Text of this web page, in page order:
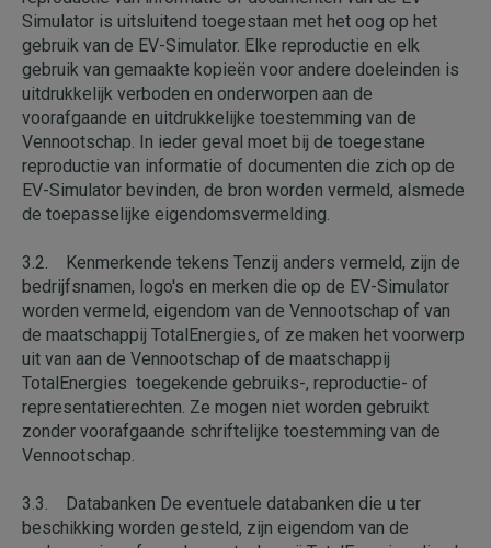
Simulator is uitsluitend toegestaan met het oog op het
gebruik van de EV-Simulator. Elke reproductie en elk
gebruik van gemaakte kopieën voor andere doeleinden is
uitdrukkelijk verboden en onderworpen aan de
voorafgaande en uitdrukkelijke toestemming van de
Vennootschap. In ieder geval moet bij de toegestane
reproductie van informatie of documenten die zich op de
EV-Simulator bevinden, de bron worden vermeld, alsmede
de toepasselijke eigendomsvermelding.
3.2. Kenmerkende tekens Tenzij anders vermeld, zijn de
bedrijfsnamen, logo's en merken die op de EV-Simulator
worden vermeld, eigendom van de Vennootschap of van
de maatschappij TotalEnergies, of ze maken het voorwerp
uit van aan de Vennootschap of de maatschappij
TotalEnergies toegekende gebruiks-, reproductie- of
representatierechten. Ze mogen niet worden gebruikt
zonder voorafgaande schriftelijke toestemming van de
Vennootschap.
3.3. Databanken De eventuele databanken die u ter
beschikking worden gesteld, zijn eigendom van de